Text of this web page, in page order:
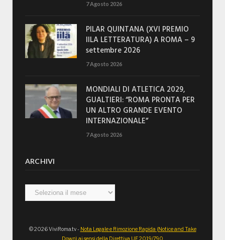
7 Agosto 2026
PILAR QUINTANA (XVI PREMIO
IILA LETTERATURA) A ROMA – 9
settembre 2026
7 Agosto 2026
MONDIALI DI ATLETICA 2029,
GUALTIERI: “ROMA PRONTA PER
UN ALTRO GRANDE EVENTO
INTERNAZIONALE”
7 Agosto 2026
ARCHIVI
Archivi
© 2026 ViviRoma.tv - Nota Legale e Rimozione Rapida (Notice and Take
Down) ai sensi della Direttiva UE 2019/790